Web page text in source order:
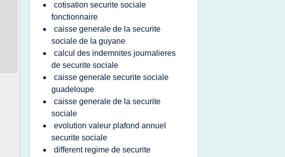
cotisation securite sociale
fonctionnaire
caisse generale de la securite
sociale de la guyane
calcul des indemnites journalieres
de securite sociale
caisse generale securite sociale
guadeloupe
caisse generale de la securite
sociale
evolution valeur plafond annuel
securite sociale
different regime de securite